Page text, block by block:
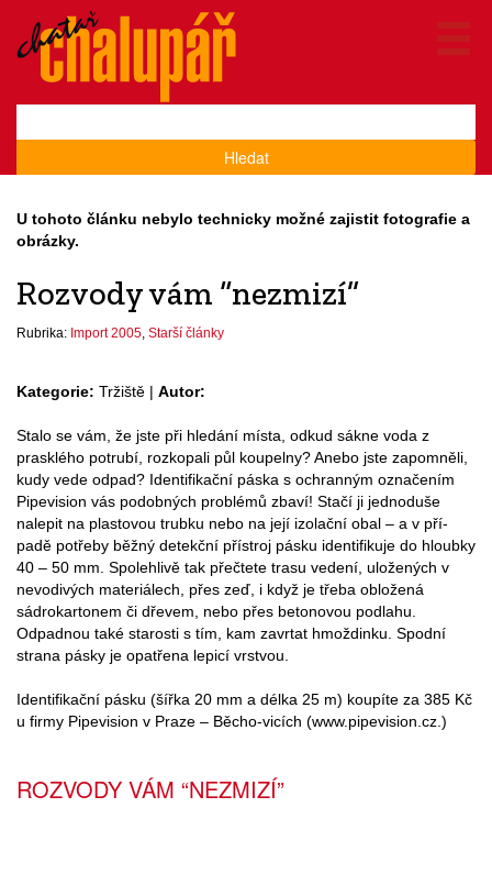
Hledat
U tohoto článku nebylo technicky možné zajistit fotografie a
obrázky.
Rozvody vám “nezmizí”
Rubrika: Import 2005 Starší články
Kategorie: Tržiště | Autor:
Stalo se vám, že jste při hledání místa, odkud sákne voda z
prasklého potrubí, rozkopali půl koupelny? Anebo jste zapomněli,
kudy vede odpad? Identifikační páska s ochranným označením
Pipevision vás podobných problémů zbaví! Stačí ji jednoduše
nalepit na plastovou trubku nebo na její izolační obal – a v pří-
padě potřeby běžný detekční přístroj pásku identifikuje do hloubky
40 – 50 mm. Spolehlivě tak přečtete trasu vedení, uložených v
nevodivých materiálech, přes zeď, i když je třeba obložená
sádrokartonem či dřevem, nebo přes betonovou podlahu.
Odpadnou také starosti s tím, kam zavrtat hmoždinku. Spodní
strana pásky je opatřena lepicí vrstvou.
Identifikační pásku (šířka 20 mm a délka 25 m) koupíte za 385 Kč
u firmy Pipevision v Praze – Běcho-vicích (www.pipevision.cz.)
ROZVODY VÁM “NEZMIZÍ”